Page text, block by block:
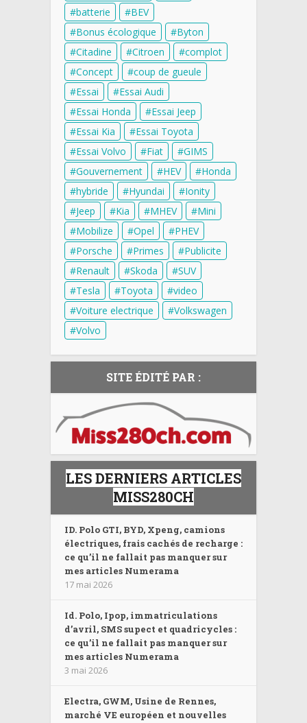
batterie
BEV
Bonus écologique
Byton
Citadine
Citroen
complot
Concept
coup de gueule
Essai
Essai Audi
Essai Honda
Essai Jeep
Essai Kia
Essai Toyota
Essai Volvo
Fiat
GIMS
Gouvernement
HEV
Honda
hybride
Hyundai
Ionity
Jeep
Kia MHEV
Mini
Mobilize
Opel
PHEV
Porsche
Primes
Publicite
Renault
Skoda
SUV
Tesla
Toyota
video
Voiture electrique
Volkswagen
Volvo
SITE ÉDITÉ PAR :
LES DERNIERS ARTICLES
MISS280CH
ID. Polo GTI, BYD, Xpeng, camions
électriques, frais cachés de recharge :
ce qu’il ne fallait pas manquer sur
mes articles Numerama
17 mai 2026
Id. Polo, Ipop, immatriculations
d’avril, SMS supect et quadricycles :
ce qu’il ne fallait pas manquer sur
mes articles Numerama
3 mai 2026
Electra, GWM, Usine de Rennes,
marché VE européen et nouvelles